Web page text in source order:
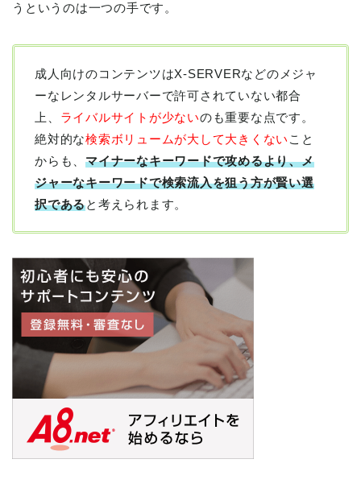
うというのは一つの手です。
成人向けのコンテンツはX-SERVERなどのメジャ
ーなレンタルサーバーで許可されていない都合
上、 ライバルサイトが少ないのも重要な点です。
絶対的な検索ボリュームが大して大きくない こと
からも、マイナーなキーワードで攻めるより、メ
ジャーなキーワードで検索流入を狙う方が賢い選
択であると考えられます。